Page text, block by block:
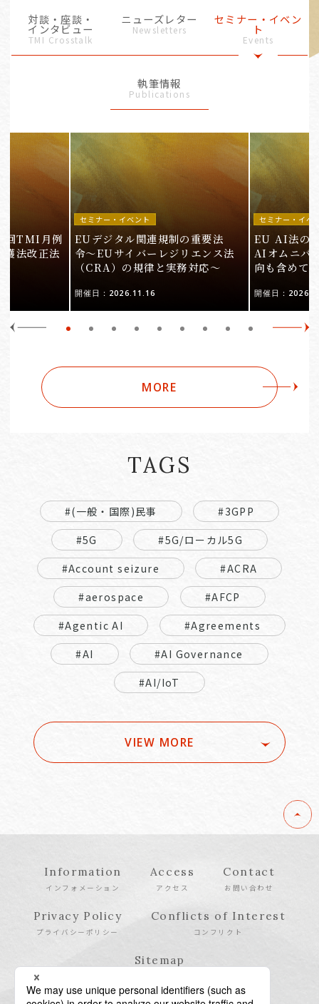
対談・座談・
インタビュー
TMI Crosstalk
ニューズレター
Newsletters
セミナー・イベン
ト
Events
執筆情報
Publications
回TMI月例
護法改正法
セミナー・イベント
EUデジタル関連規制の重要法
令〜EUサイバーレジリエンス法
（CRA）の規律と実務対応〜
開催日：2026.11.16
セミナー・イベ
EU AI法の
AIオムニバ
向も含めて
開催日：
MORE
TAGS
#(一般・国際)民事
#3GPP
#5G
#5G/ローカル5G
#Account seizure
#ACRA
#aerospace
#AFCP
#Agentic AI
#Agreements
#AI
#AI Governance
#AI/IoT
VIEW MORE
Information
インフォメーション
Access
アクセス
Contact
お問い合わせ
Privacy Policy
プライバシーポリシー
Conflicts of Interest
コンフリクト
Sitemap